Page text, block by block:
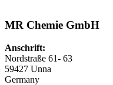
MR Chemie GmbH
Anschrift:
Nordstraße 61- 63
59427 Unna
Germany